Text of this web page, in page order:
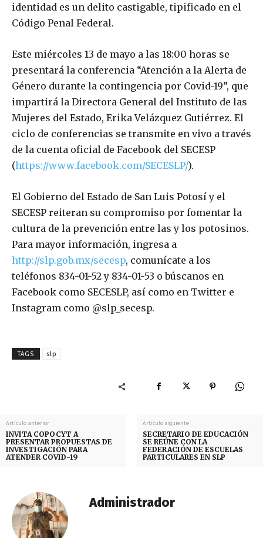
identidad es un delito castigable, tipificado en el
Código Penal Federal.
Este miércoles 13 de mayo a las 18:00 horas se
presentará la conferencia “Atención a la Alerta de
Género durante la contingencia por Covid-19”, que
impartirá la Directora General del Instituto de las
Mujeres del Estado, Erika Velázquez Gutiérrez. El
ciclo de conferencias se transmite en vivo a través
de la cuenta oficial de Facebook del SECESP
(https://www.facebook.com/SECESLP/).
El Gobierno del Estado de San Luis Potosí y el
SECESP reiteran su compromiso por fomentar la
cultura de la prevención entre las y los potosinos.
Para mayor información, ingresa a
http://slp.gob.mx/secesp, comunícate a los
teléfonos 834-01-52 y 834-01-53 o búscanos en
Facebook como SECESLP, así como en Twitter e
Instagram como @slp_secesp.
TAGS slp
Artículo anterior
INVITA COPOCYT A
PRESENTAR PROPUESTAS DE
INVESTIGACIÓN PARA
ATENDER COVID-19
Artículo siguiente
SECRETARIO DE EDUCACIÓN
SE REÚNE CON LA
FEDERACIÓN DE ESCUELAS
PARTICULARES EN SLP
Administrador